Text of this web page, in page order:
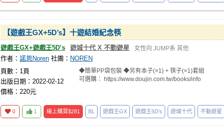
【遊戲王GX+5D’s】十遊結婚紀念筷
遊戲王GX+遊戲王5D’s 遊城十代 X 不動遊星 女性向 JUMP系 其他
作者： 諾恩Noren 社團： NOREN
頁數：1頁
出版日期：2022-02-12
價格：220元
◆簡單PP袋包裝 ◆另有本子(×1) + 筷子(×1)套組
可選購： https://www.doujin.com.tw/books/info
0 1 線上購買$281 BL 遊戲王GX 遊戲王5D’s 遊城十代 不動遊星